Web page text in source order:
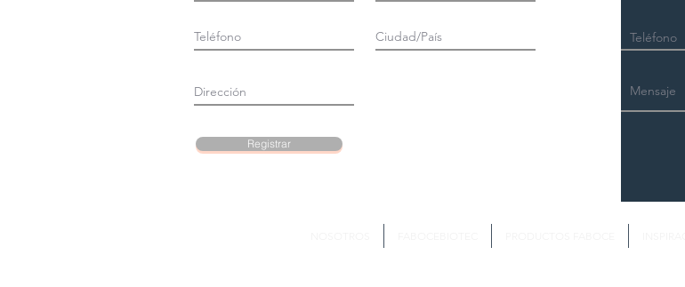
Registrar